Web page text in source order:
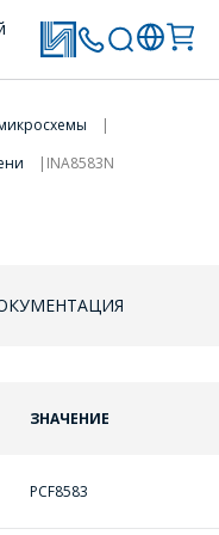
INA8583N
ЗНАЧЕНИЕ
PCF8583